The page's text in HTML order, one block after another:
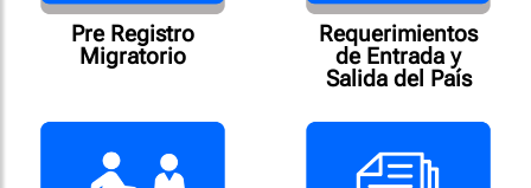
Pre Registro
Migratorio
Requerimientos
de Entrada y
Salida del País